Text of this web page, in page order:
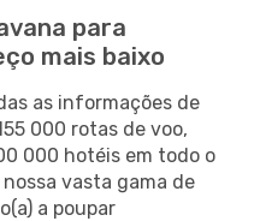
para
mais baixo
as informações de
000 rotas de voo,
000 hotéis em todo o
vasta gama de
a poupar